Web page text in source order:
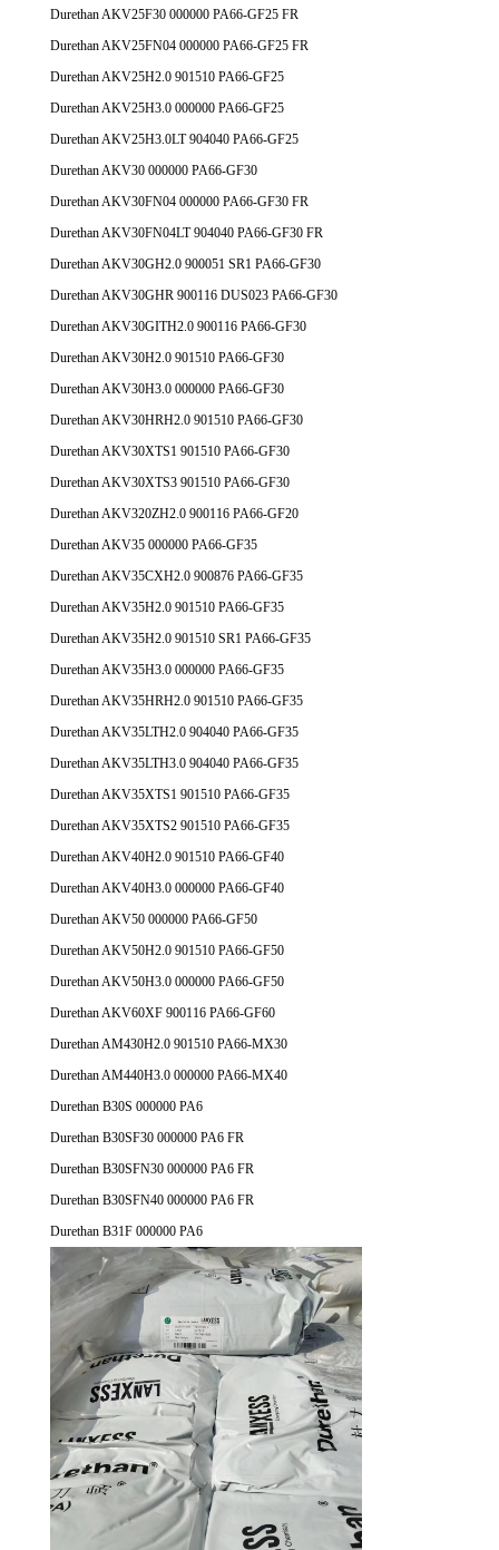
Durethan AKV25F30 000000 PA66-GF25 FR
Durethan AKV25FN04 000000 PA66-GF25 FR
Durethan AKV25H2.0 901510 PA66-GF25
Durethan AKV25H3.0 000000 PA66-GF25
Durethan AKV25H3.0LT 904040 PA66-GF25
Durethan AKV30 000000 PA66-GF30
Durethan AKV30FN04 000000 PA66-GF30 FR
Durethan AKV30FN04LT 904040 PA66-GF30 FR
Durethan AKV30GH2.0 900051 SR1 PA66-GF30
Durethan AKV30GHR 900116 DUS023 PA66-GF30
Durethan AKV30GITH2.0 900116 PA66-GF30
Durethan AKV30H2.0 901510 PA66-GF30
Durethan AKV30H3.0 000000 PA66-GF30
Durethan AKV30HRH2.0 901510 PA66-GF30
Durethan AKV30XTS1 901510 PA66-GF30
Durethan AKV30XTS3 901510 PA66-GF30
Durethan AKV320ZH2.0 900116 PA66-GF20
Durethan AKV35 000000 PA66-GF35
Durethan AKV35CXH2.0 900876 PA66-GF35
Durethan AKV35H2.0 901510 PA66-GF35
Durethan AKV35H2.0 901510 SR1 PA66-GF35
Durethan AKV35H3.0 000000 PA66-GF35
Durethan AKV35HRH2.0 901510 PA66-GF35
Durethan AKV35LTH2.0 904040 PA66-GF35
Durethan AKV35LTH3.0 904040 PA66-GF35
Durethan AKV35XTS1 901510 PA66-GF35
Durethan AKV35XTS2 901510 PA66-GF35
Durethan AKV40H2.0 901510 PA66-GF40
Durethan AKV40H3.0 000000 PA66-GF40
Durethan AKV50 000000 PA66-GF50
Durethan AKV50H2.0 901510 PA66-GF50
Durethan AKV50H3.0 000000 PA66-GF50
Durethan AKV60XF 900116 PA66-GF60
Durethan AM430H2.0 901510 PA66-MX30
Durethan AM440H3.0 000000 PA66-MX40
Durethan B30S 000000 PA6
Durethan B30SF30 000000 PA6 FR
Durethan B30SFN30 000000 PA6 FR
Durethan B30SFN40 000000 PA6 FR
Durethan B31F 000000 PA6